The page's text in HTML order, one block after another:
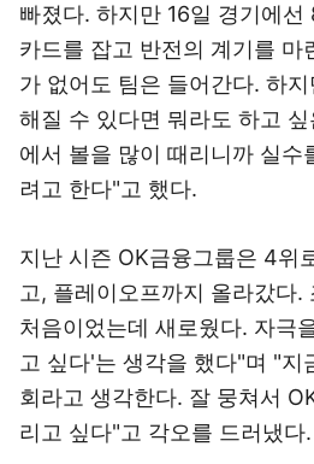
빠졌다. 하지만 16일 경기에선
카드를 잡고 반전의 계기를 마
가 없어도 팀은 들어간다. 하
해질 수 있다면 뭐라도 하고
에서 볼을 많이 때리니까 실수
려고 한다"고 했다.
지난 시즌 OK금융그룹은 4위
고, 플레이오프까지 올라갔다.
처음이었는데 새로웠다. 자극
고 싶다'는 생각을 했다"며 "지
회라고 생각한다. 잘 뭉쳐서
리고 싶다"고 각오를 드러냈다.